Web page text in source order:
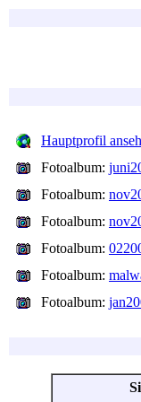
Hauptprofil
Fotoalbum:
Fotoalbum:
Fotoalbum:
Fotoalbum:
Fotoalbum:
Fotoalbum: